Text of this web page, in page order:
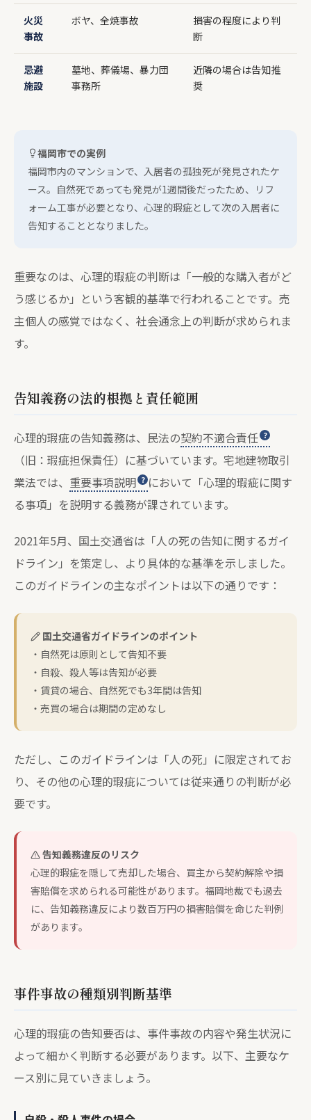
火災
事故
ボヤ、全焼事故
損害の程度により判
断
忌避
施設
墓地、葬儀場、暴力団
事務所
近隣の場合は告知推
奨
福岡市での実例
福岡市内のマンションで、入居者の孤独死が発見されたケ
ース。自然死であっても発見が1週間後だったため、リフ
ォーム工事が必要となり、心理的瑕疵として次の入居者に
告知することとなりました。
重要なのは、心理的瑕疵の判断は「一般的な購入者がど
う感じるか」という客観的基準で行われることです。売
主個人の感覚ではなく、社会通念上の判断が求められま
す。
告知義務の法的根拠と責任範囲
心理的瑕疵の告知義務は、民法の契約不適合責任
（旧：瑕疵担保責任）に基づいています。宅地建物取引
業法では、 重要事項説明
において「心理的瑕疵に関す
る事項」を説明する義務が課されています。
2021年5月、国土交通省は「人の死の告知に関するガイ
ドライン」を策定し、より具体的な基準を示しました。
このガイドラインの主なポイントは以下の通りです：
国土交通省ガイドラインのポイント
・自然死は原則として告知不要
・自殺、殺人等は告知が必要
・賃貸の場合、自然死でも3年間は告知
・売買の場合は期間の定めなし
ただし、このガイドラインは「人の死」に限定されてお
り、その他の心理的瑕疵については従来通りの判断が必
要です。
告知義務違反のリスク
心理的瑕疵を隠して売却した場合、買主から契約解除や損
害賠償を求められる可能性があります。福岡地裁でも過去
に、告知義務違反により数百万円の損害賠償を命じた判例
があります。
事件事故の種類別判断基準
心理的瑕疵の告知要否は、事件事故の内容や発生状況に
よって細かく判断する必要があります。以下、主要なケ
ース別に見ていきましょう。